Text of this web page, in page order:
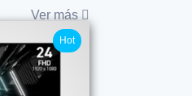
Ver más
Hot